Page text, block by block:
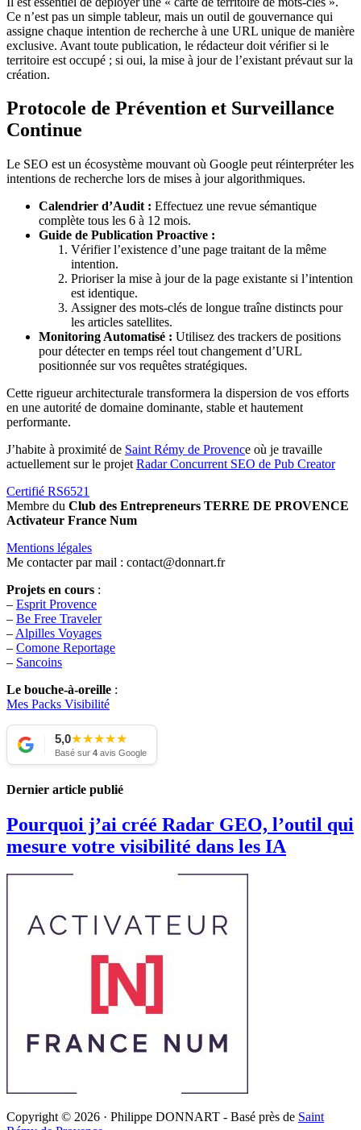
Ce n’est pas un simple tableur, mais un outil de gouvernance qui
assigne chaque intention de recherche à une URL unique de manière
exclusive. Avant toute publication, le rédacteur doit vérifier si le
territoire est occupé ; si oui, la mise à jour de l’existant prévaut sur la
création.
Protocole de Prévention et Surveillance
Continue
Le SEO est un écosystème mouvant où Google peut réinterpréter les
intentions de recherche lors de mises à jour algorithmiques.
Calendrier d’Audit : Effectuez une revue sémantique
complète tous les 6 à 12 mois.
Guide de Publication Proactive :
Vérifier l’existence d’une page traitant de la même
intention.
Prioriser la mise à jour de la page existante si l’intention
est identique.
Assigner des mots-clés de longue traîne distincts pour
les articles satellites.
Monitoring Automatisé : Utilisez des trackers de positions
pour détecter en temps réel tout changement d’URL
positionnée sur vos requêtes stratégiques.
Cette rigueur architecturale transformera la dispersion de vos efforts
en une autorité de domaine dominante, stable et hautement
performante.
J’habite à proximité de Saint Rémy de Provence où je travaille
actuellement sur le projet Radar Concurrent SEO de Pub Creator
Certifié RS6521
Membre du Club des Entrepreneurs TERRE DE PROVENCE
Activateur France Num
Mentions légales
Me contacter par mail : contact@donnart.fr
Projets en cours :
– Esprit Provence
– Be Free Traveler
– Alpilles Voyages
– Comone Reportage
– Sancoins
Le bouche-à-oreille :
Mes Packs Visibilité
5,0★★★★★
Basé sur 4 avis Google
Dernier article publié
Pourquoi j’ai créé Radar GEO, l’outil qui
mesure votre visibilité dans les IA
Copyright © 2026 · Philippe DONNART - Basé près de Saint